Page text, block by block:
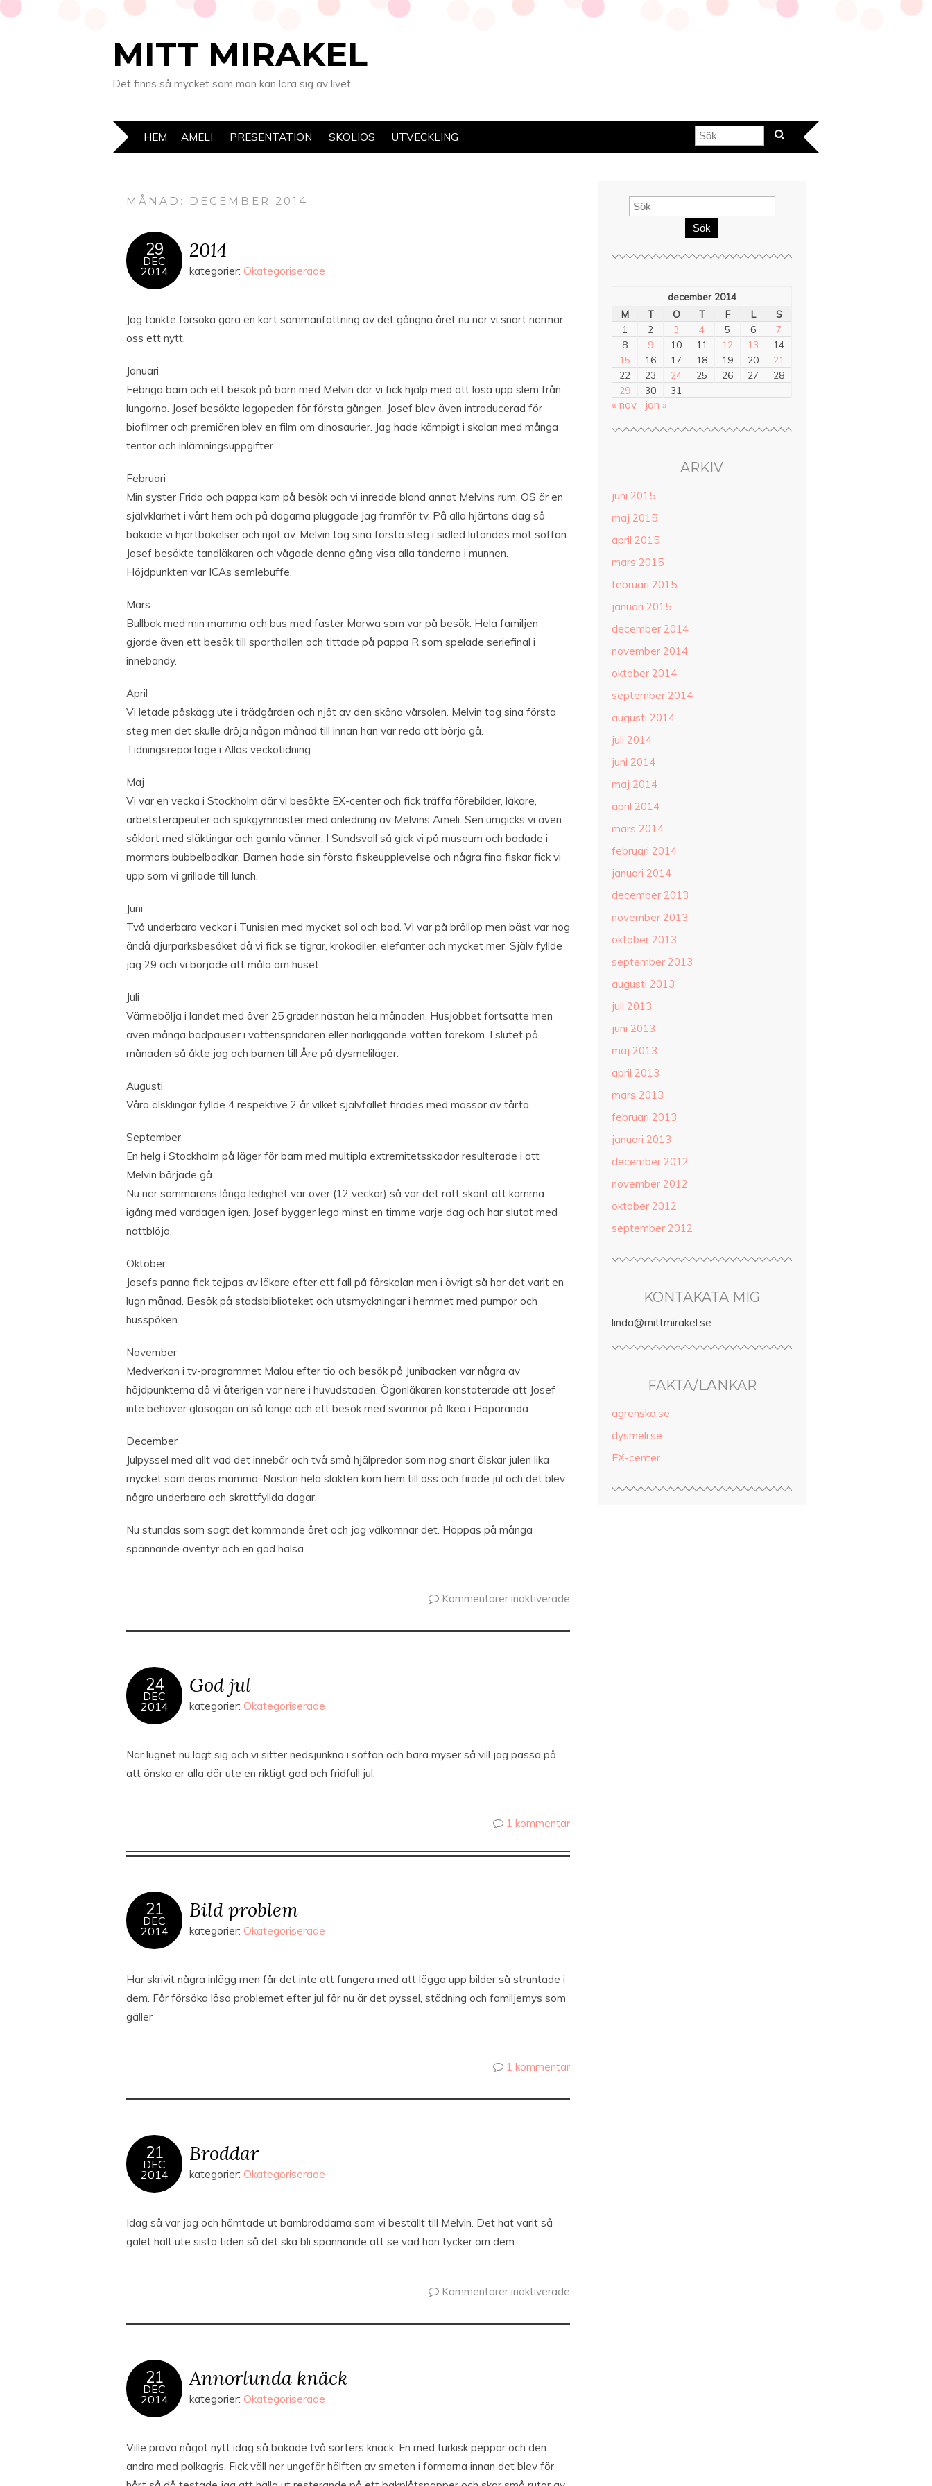
MITT MIRAKEL
Det finns så mycket som man kan lära sig av livet.
HEM AMELI PRESENTATION SKOLIOS UTVECKLING
MÅNAD: DECEMBER 2014
29
DEC
2014
2014
kategorier: Okategoriserade
Jag tänkte försöka göra en kort sammanfattning av det gångna året nu när vi snart närmar
oss ett nytt.
Januari
Febriga barn och ett besök på barn med Melvin där vi fick hjälp med att lösa upp slem från
lungorna. Josef besökte logopeden för första gången. Josef blev även introducerad för
biofilmer och premiären blev en film om dinosaurier. Jag hade kämpigt i skolan med många
tentor och inlämningsuppgifter.
Februari
Min syster Frida och pappa kom på besök och vi inredde bland annat Melvins rum. OS är en
självklarhet i vårt hem och på dagarna pluggade jag framför tv. På alla hjärtans dag så
bakade vi hjärtbakelser och njöt av. Melvin tog sina första steg i sidled lutandes mot soffan.
Josef besökte tandläkaren och vågade denna gång visa alla tänderna i munnen.
Höjdpunkten var ICAs semlebuffe.
Mars
Bullbak med min mamma och bus med faster Marwa som var på besök. Hela familjen
gjorde även ett besök till sporthallen och tittade på pappa R som spelade seriefinal i
innebandy.
April
Vi letade påskägg ute i trädgården och njöt av den sköna vårsolen. Melvin tog sina första
steg men det skulle dröja någon månad till innan han var redo att börja gå.
Tidningsreportage i Allas veckotidning.
Maj
Vi var en vecka i Stockholm där vi besökte EX-center och fick träffa förebilder, läkare,
arbetsterapeuter och sjukgymnaster med anledning av Melvins Ameli. Sen umgicks vi även
såklart med släktingar och gamla vänner. I Sundsvall så gick vi på museum och badade i
mormors bubbelbadkar. Barnen hade sin första fiskeupplevelse och några fina fiskar fick vi
upp som vi grillade till lunch.
Juni
Två underbara veckor i Tunisien med mycket sol och bad. Vi var på bröllop men bäst var nog
ändå djurparksbesöket då vi fick se tigrar, krokodiler, elefanter och mycket mer. Själv fyllde
jag 29 och vi började att måla om huset.
Juli
Värmebölja i landet med över 25 grader nästan hela månaden. Husjobbet fortsatte men
även många badpauser i vattenspridaren eller närliggande vatten förekom. I slutet på
månaden så åkte jag och barnen till Åre på dysmeliläger.
Augusti
Våra älsklingar fyllde 4 respektive 2 år vilket självfallet firades med massor av tårta.
September
En helg i Stockholm på läger för barn med multipla extremitetsskador resulterade i att
Melvin började gå.
Nu när sommarens långa ledighet var över (12 veckor) så var det rätt skönt att komma
igång med vardagen igen. Josef bygger lego minst en timme varje dag och har slutat med
nattblöja.
Oktober
Josefs panna fick tejpas av läkare efter ett fall på förskolan men i övrigt så har det varit en
lugn månad. Besök på stadsbiblioteket och utsmyckningar i hemmet med pumpor och
husspöken.
November
Medverkan i tv-programmet Malou efter tio och besök på Junibacken var några av
höjdpunkterna då vi återigen var nere i huvudstaden. Ögonläkaren konstaterade att Josef
inte behöver glasögon än så länge och ett besök med svärmor på Ikea i Haparanda.
December
Julpyssel med allt vad det innebär och två små hjälpredor som nog snart älskar julen lika
mycket som deras mamma. Nästan hela släkten kom hem till oss och firade jul och det blev
några underbara och skrattfyllda dagar.
Nu stundas som sagt det kommande året och jag välkomnar det. Hoppas på många
spännande äventyr och en god hälsa.
Kommentarer inaktiverade
24
DEC
2014
God jul
kategorier: Okategoriserade
När lugnet nu lagt sig och vi sitter nedsjunkna i soffan och bara myser så vill jag passa på
att önska er alla där ute en riktigt god och fridfull jul.
1 kommentar
21
DEC
2014
Bild problem
kategorier: Okategoriserade
Har skrivit några inlägg men får det inte att fungera med att lägga upp bilder så struntade i
dem. Får försöka lösa problemet efter jul för nu är det pyssel, städning och familjemys som
gäller
1 kommentar
21
DEC
2014
Broddar
kategorier: Okategoriserade
Idag så var jag och hämtade ut barnbroddarna som vi beställt till Melvin. Det hat varit så
galet halt ute sista tiden så det ska bli spännande att se vad han tycker om dem.
Kommentarer inaktiverade
21
DEC
2014
Annorlunda knäck
kategorier: Okategoriserade
Ville pröva något nytt idag så bakade två sorters knäck. En med turkisk peppar och den
andra med polkagris. Fick väll ner ungefär hälften av smeten i formarna innan det blev för
Sök
december 2014
M
T O T F L
S
1
2 3 4 5 6
7
8
9 10 11 12 13
14
15
16 17 18 19 20
21
22
23 24 25 26 27
28
29
30 31
« nov jan »
ARKIV
juni 2015
maj 2015
april 2015
mars 2015
februari 2015
januari 2015
december 2014
november 2014
oktober 2014
september 2014
augusti 2014
juli 2014
juni 2014
maj 2014
april 2014
mars 2014
februari 2014
januari 2014
december 2013
november 2013
oktober 2013
september 2013
augusti 2013
juli 2013
juni 2013
maj 2013
april 2013
mars 2013
februari 2013
januari 2013
december 2012
november 2012
oktober 2012
september 2012
KONTAKATA MIG
linda@mittmirakel.se
FAKTA/LÄNKAR
agrenska.se
dysmeli.se
EX-center